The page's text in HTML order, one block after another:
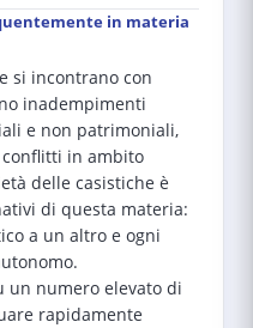
in materia
si incontrano con
inadempimenti
e non patrimoniali,
in ambito
delle casistiche è
di questa materia:
a un altro e ogni
un numero elevato di
rapidamente